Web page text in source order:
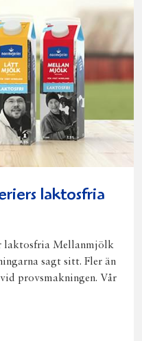
laktosfria
laktosfria Mellanmjölk
sagt sitt. Fler än
provsmakningen. Vår